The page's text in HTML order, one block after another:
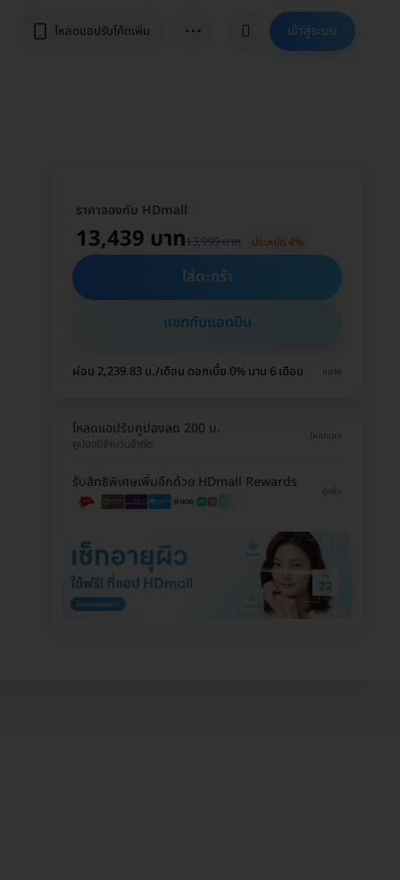
โหลดแอปรับโค้ดเพิ่ม ⋯ เข้าสู่ระบบ
ราคาจองกับ HDmall
13,439 บาท13,999 บาท ประหยัด 4%
ใส่ตะกร้า
แชทกับแอดมิน
ผ่อน 2,239.83 บ./เดือน ดอกเบี้ย 0% นาน 6 เดือน ขยาย
โหลดแอปรับคูปองลด 200 บ.
คูปองมีจำนวนจำกัด
โหลดเลย
รับสิทธิพิเศษเพิ่มอีกด้วย HDmall Rewards
ดูเพิ่ม